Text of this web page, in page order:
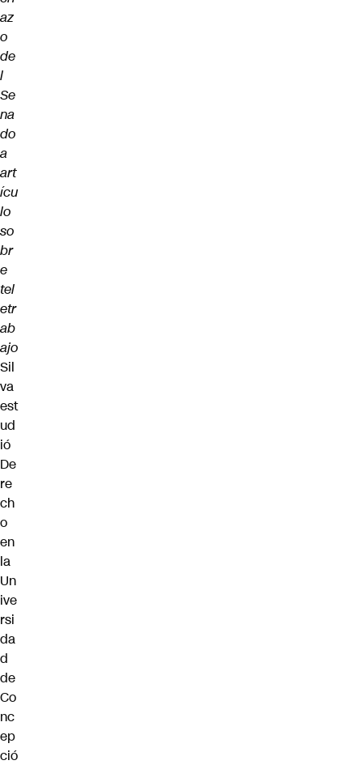
az
o
de
l
Se
na
do
a
art
ícu
lo
so
br
e
tel
etr
ab
ajo
Sil
va
est
ud
ió
De
re
ch
o
en
la
Un
ive
rsi
da
d
de
Co
nc
ep
ció